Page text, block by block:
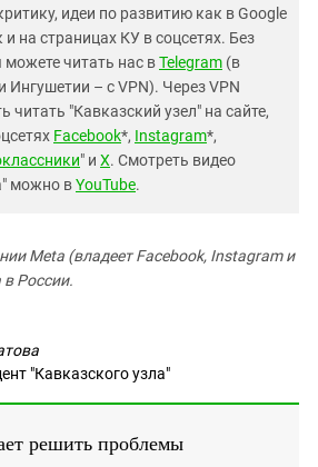
идеи по развитию как в Google
и на страницах КУ в соцсетях. Без
читать нас вTelegram (в
Ингушетии – с VPN). Через VPN
"Кавказский узел" на сайте,
Facebook*, Instagram*,
" и X. Смотреть видео
можно вYouTube.
Meta (владеет Facebook, Instagram и
России.
"Кавказского узла"
решить проблемы